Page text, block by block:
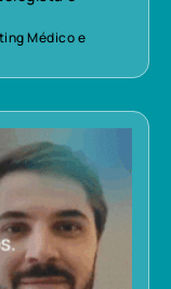
Médico e